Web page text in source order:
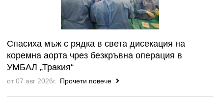
Спасиха мъж с рядка в света дисекация на
коремна аорта чрез безкръвна операция в
УМБАЛ „Тракия“
от 07 авг 2026г. Прочети повече